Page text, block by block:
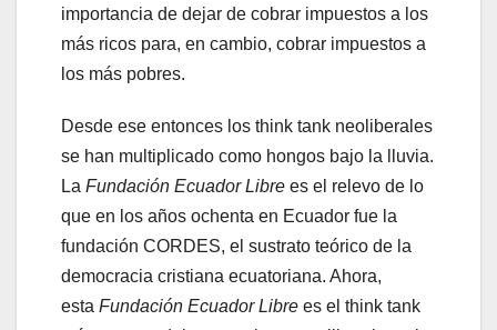
importancia de dejar de cobrar impuestos a los
más ricos para, en cambio, cobrar impuestos a
los más pobres.
Desde ese entonces los think tank neoliberales
se han multiplicado como hongos bajo la lluvia.
La Fundación Ecuador Libre es el relevo de lo
que en los años ochenta en Ecuador fue la
fundación CORDES, el sustrato teórico de la
democracia cristiana ecuatoriana. Ahora,
esta Fundación Ecuador Libre es el think tank